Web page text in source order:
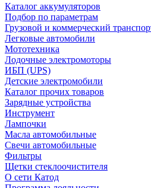
Каталог аккумуляторов
Подбор по параметрам
Грузовой и коммерческий
Легковые автомобили
Мототехника
Лодочные электромоторы
ИБП (UPS)
Детские электромобили
Каталог прочих товаров
Зарядные устройства
Инструмент
Лампочки
Масла автомобильные
Свечи автомобильные
Фильтры
Щетки стеклоочистителя
О сети Катод